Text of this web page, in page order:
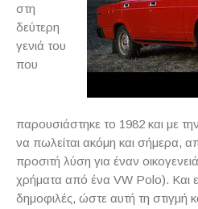
στη
δεύτερη
γενιά του
που
παρουσιάστηκε το 1982 και με
να πωλείται ακόμη και σήμερα,
προσιτή λύση για έναν
χρήματα από ένα VW Polo). Και
δημοφιλές, ώστε αυτή τη στιγμή